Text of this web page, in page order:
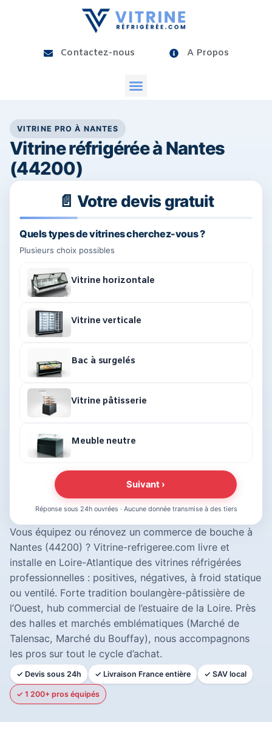
Contactez-nous A Propos
VITRINE PRO À NANTES
Vitrine réfrigérée à Nantes
(44200)
Vous équipez ou rénovez un commerce de bouche à
Nantes (44200) ? Vitrine-refrigeree.com livre et
installe en Loire-Atlantique des vitrines réfrigérées
professionnelles : positives, négatives, à froid statique
ou ventilé. Forte tradition boulangère-pâtissière de
l’Ouest, hub commercial de l’estuaire de la Loire. Près
des halles et marchés emblématiques (Marché de
Talensac, Marché du Bouffay), nous accompagnons
les pros sur tout le cycle d’achat.
✓ Devis sous 24h ✓ Livraison France entière ✓ SAV local
✓ 1 200+ pros équipés
📄 Votre devis gratuit
Quels types de vitrines cherchez-vous ?
Plusieurs choix possibles
Vitrine horizontale
Vitrine verticale
Bac à surgelés
Vitrine pâtisserie
Meuble neutre
Suivant ›
Réponse sous 24h ouvrées · Aucune donnée transmise à des tiers